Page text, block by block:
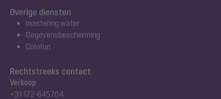
Rechtstreeks contact
Verkoop
+31 172-645704
Overige diensten
mastering water
Gegevensbescherming
Colofon